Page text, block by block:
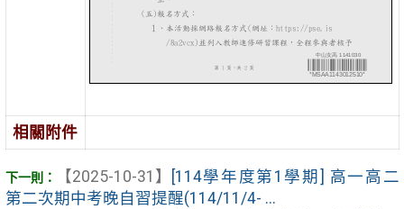
相關附件
【2025-10-31】
[114學年度第1學期] 高一高二
第二次期中考晚自習提醒(114/11/4- ...